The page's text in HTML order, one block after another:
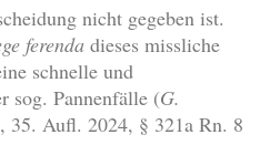
nicht gegeben ist.
ferenda dieses missliche
schnelle und
sog. Pannenfälle (G.
Aufl. 2024, § 321a Rn. 8